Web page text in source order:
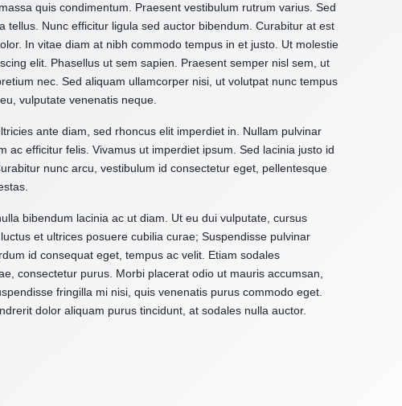
quis condimentum. Praesent vestibulum rutrum varius. Sed
Nunc efficitur ligula sed auctor bibendum. Curabitur at est
In vitae diam at nibh commodo tempus in et justo. Ut molestie
elit. Phasellus ut sem sapien. Praesent semper nisl sem, ut
nec. Sed aliquam ullamcorper nisi, ut volutpat nunc tempus
vulputate venenatis neque.
ante diam, sed rhoncus elit imperdiet in. Nullam pulvinar
efficitur felis. Vivamus ut imperdiet ipsum. Sed lacinia justo id
nunc arcu, vestibulum id consectetur eget, pellentesque
bibendum lacinia ac ut diam. Ut eu dui vulputate, cursus
et ultrices posuere cubilia curae; Suspendisse pulvinar
id consequat eget, tempus ac velit. Etiam sodales
consectetur purus. Morbi placerat odio ut mauris accumsan,
fringilla mi nisi, quis venenatis purus commodo eget.
dolor aliquam purus tincidunt, at sodales nulla auctor.